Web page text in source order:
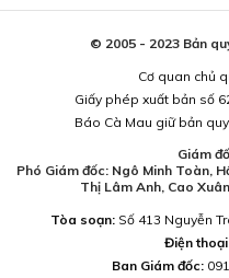
© 2005 - 2023 Bản
Cơ quan chủ
Giấy phép xuất bản số
Báo Cà Mau giữ bản
Giám
Phó Giám đốc: Ngô Minh Toàn,
Thị Lâm Anh, Cao
Tòa soạn:Số 413 Nguyễn
Điện
Ban Giám đốc: